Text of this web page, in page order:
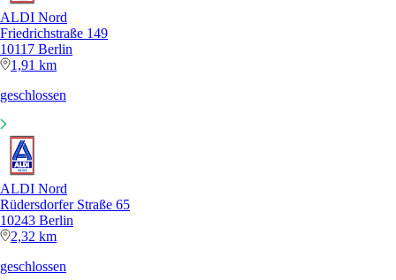
ALDI Nord
Friedrichstraße 149
10117 Berlin
1,91 km
geschlossen
ALDI Nord
Rüdersdorfer Straße 65
10243 Berlin
2,32 km
geschlossen